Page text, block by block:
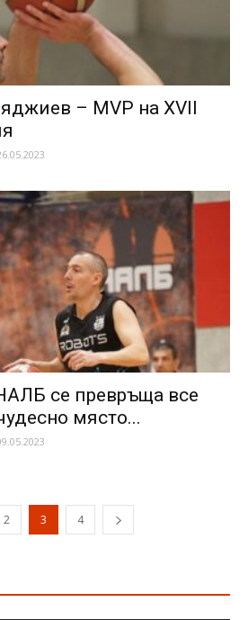
– MVP на XVII
се превръща все
място...
2 3 4